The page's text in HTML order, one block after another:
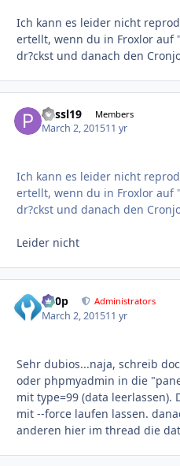
Ich kann es leider nicht
ertellt, wenn du in Froxlor auf
dr?ckst und danach den
Passl19 Members
March 2, 201511 yr
Ich kann es leider nicht
ertellt, wenn du in Froxlor auf
dr?ckst und danach den
Leider nicht
d00p Administrators
March 2, 201511 yr
Sehr dubios...naja, schreib
oder phpmyadmin in die
mit type=99 (data leerlassen).
mit --force laufen lassen.
anderen hier im thread die